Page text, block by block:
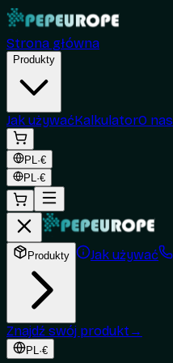
Strona główna
Produkty
Jak używaćKalkulatorO nas
PL·€
PL·€
Produkty Jak używać
Znajdź swój produkt →
PL·€